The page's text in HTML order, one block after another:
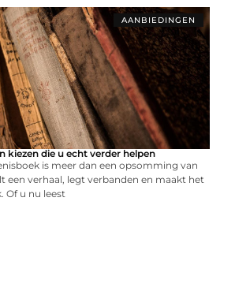
AANBIEDINGEN
kiezen die u echt verder helpen
is meer dan een opsomming van
een verhaal, legt verbanden en maakt het
Of u nu leest